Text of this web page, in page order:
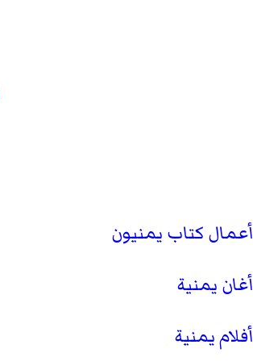
أعمال كتاب يمنيون
أغان يمنية
أفلام يمنية